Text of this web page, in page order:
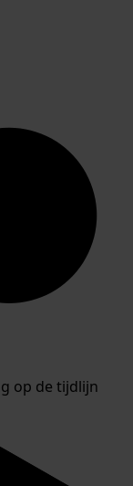
op de tijdlijn